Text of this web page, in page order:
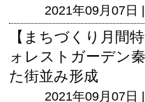
2021年09月07日 |
【まちづくり月間
ォレストガーデン
た街並み形成
2021年09月07日 |